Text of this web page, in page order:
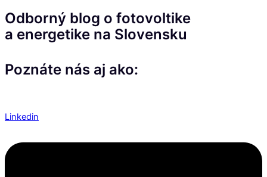
Odborný blog o fotovoltike
a energetike na Slovensku
Poznáte nás aj ako:
Linkedin